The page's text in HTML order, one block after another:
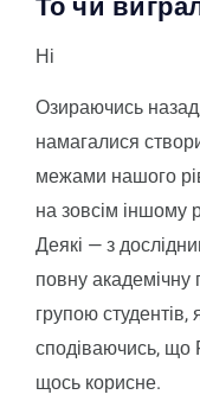
То чи
Ні
Озираючись
намагалися
межами нашого
на зовсім іншому
Деякі — з
повну
групою студентів,
сподіваючись, що
щось корисне.